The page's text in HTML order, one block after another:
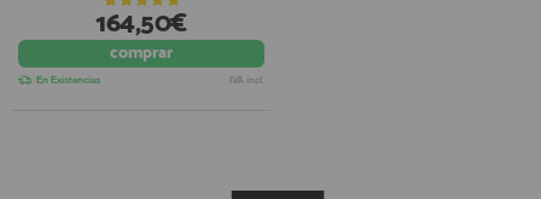
164,50€
comprar
En Existencias IVA incl.